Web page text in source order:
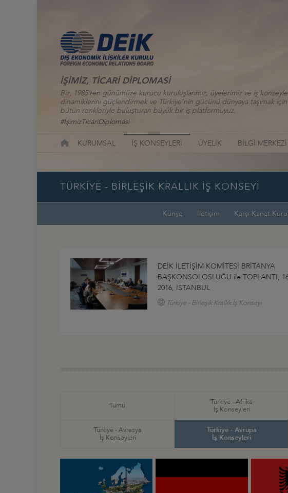
İŞİMİZ, TİCARİ DİPLOMASİ
Biz, 1985’ten günümüze kurucu kuruluşlarımız, üyelerimiz ve iş
dinamiklerini güçlendirmek ve Türkiye’nin gücünü dünyaya taşımak
bütün renkleriyle buluşturan büyük bir iş platformuyuz.
#İşimizTicariDiplomasi
KURUMSAL İŞ KONSEYLERİ ÜYELİK BİLGİ MERKEZİ
TÜRKİYE - BİRLEŞİK KRALLIK İŞ KONSEYİ
Künye İletişim Karşı Kanat
DEİK İLETİŞİM KOMİTESİ BRİTANYA
BAŞKONSOLOSLUĞU ile TOPLANTI,
2016, İSTANBUL
Türkiye - Birleşik Krallık İş Konseyi
Tümü
Türkiye - Afrika
İş Konseyleri
Türkiye - Avrasya
İş Konseyleri
Türkiye - Avrupa
İş Konseyleri